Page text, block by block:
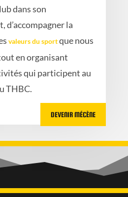
dans son
d’accompagner la
valeurs du sportque nous
en organisant
qui participent au
THBC.
DEVENIR MÉCÈNE